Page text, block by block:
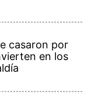
casaron por
en los